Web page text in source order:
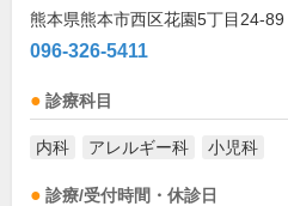
熊本県熊本市西区花園5丁目24-89
096-326-5411
診療科目
内科 アレルギー科 小児科
診療/受付時間・休診日